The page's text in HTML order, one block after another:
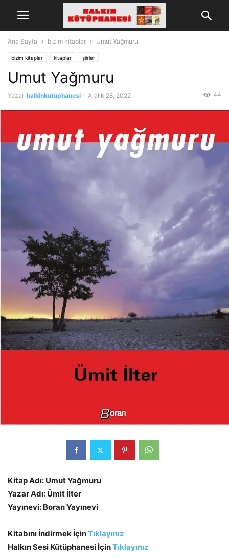
Ana Sayfa bizim kitaplar Umut Yağmuru
bizim kitaplar kitaplar şiirler
Umut Yağmuru
Yazar halkinkutuphanesi - Aralık 28, 2022 44
Kitap Adı: Umut Yağmuru
Yazar Adı: Ümit İlter
Yayınevi: Boran Yayınevi
Kitabını İndirmek İçinTıklayınız
Halkın Sesi Kütüphanesi İçinTıklayınız